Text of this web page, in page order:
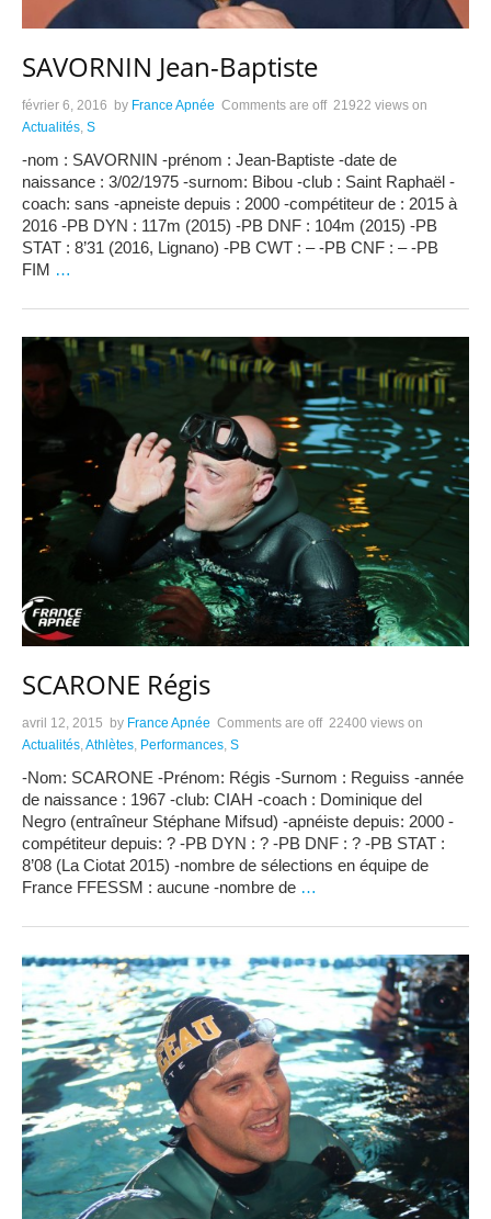
SAVORNIN Jean-Baptiste
février 6, 2016 by France Apnée Comments are off 21922 views on
Actualités, S
-nom : SAVORNIN -prénom : Jean-Baptiste -date de
naissance : 3/02/1975 -surnom: Bibou -club : Saint Raphaël -
coach: sans -apneiste depuis : 2000 -compétiteur de : 2015 à
2016 -PB DYN : 117m (2015) -PB DNF : 104m (2015) -PB
STAT : 8’31 (2016, Lignano) -PB CWT : – -PB CNF : – -PB
FIM …
SCARONE Régis
avril 12, 2015 by France Apnée Comments are off 22400 views on
Actualités,Athlètes, Performances, S
-Nom: SCARONE -Prénom: Régis -Surnom : Reguiss -année
de naissance : 1967 -club: CIAH -coach : Dominique del
Negro (entraîneur Stéphane Mifsud) -apnéiste depuis: 2000 -
compétiteur depuis: ? -PB DYN : ? -PB DNF : ? -PB STAT :
8’08 (La Ciotat 2015) -nombre de sélections en équipe de
France FFESSM : aucune -nombre de …